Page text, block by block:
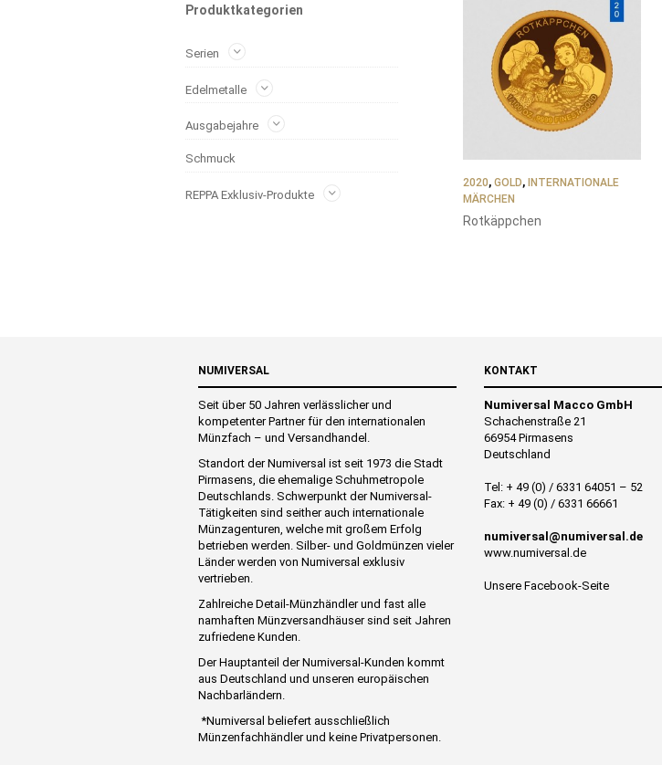
Produktkategorien
Serien
Edelmetalle
Ausgabejahre
Schmuck
REPPA Exklusiv-Produkte
2020, GOLD, INTERNATIONALE
MÄRCHEN
Rotkäppchen
NUMIVERSAL
Seit über 50 Jahren verlässlicher und
kompetenter Partner für den internationalen
Münzfach – und Versandhandel.
Standort der Numiversal ist seit 1973 die Stadt
Pirmasens, die ehemalige Schuhmetropole
Deutschlands. Schwerpunkt der Numiversal-
Tätigkeiten sind seither auch internationale
Münzagenturen, welche mit großem Erfolg
betrieben werden. Silber- und Goldmünzen vieler
Länder werden von Numiversal exklusiv
vertrieben.
Zahlreiche Detail-Münzhändler und fast alle
namhaften Münzversandhäuser sind seit Jahren
zufriedene Kunden.
Der Hauptanteil der Numiversal-Kunden kommt
aus Deutschland und unseren europäischen
Nachbarländern.
*Numiversal beliefert ausschließlich
Münzenfachhändler und keine Privatpersonen.
KONTAKT
Numiversal Macco GmbH
Schachenstraße 21
66954 Pirmasens
Deutschland
Tel: + 49 (0) / 6331 64051 – 52
Fax: + 49 (0) / 6331 66661
numiversal@numiversal.de
www.numiversal.de
Unsere Facebook-Seite